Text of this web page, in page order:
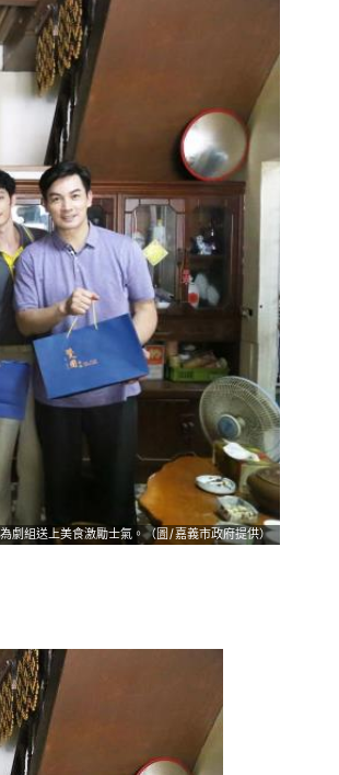
劇組送上美食激勵士氣。（圖/嘉義市政府提供）